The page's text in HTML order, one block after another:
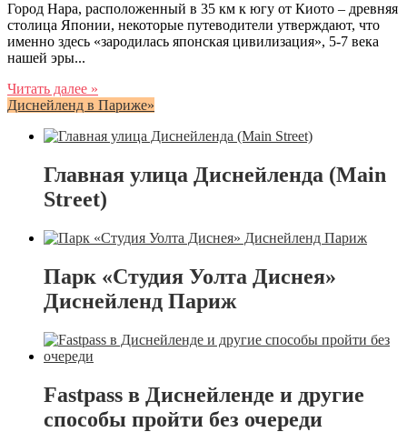
Город Нара, расположенный в 35 км к югу от Киото – древняя
столица Японии, некоторые путеводители утверждают, что
именно здесь «зародилась японская цивилизация», 5-7 века
нашей эры...
Читать далее »
Диснейленд в Париже»
Главная улица Диснейленда (Main
Street)
Парк «Студия Уолта Диснея»
Диснейленд Париж
Fastpass в Диснейленде и другие
способы пройти без очереди